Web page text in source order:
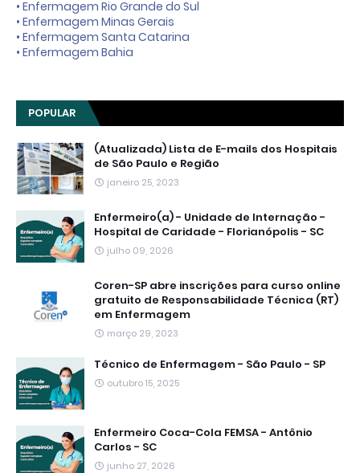
• Enfermagem Rio Grande do Sul
• Enfermagem Minas Gerais
• Enfermagem Santa Catarina
• Enfermagem Bahia
POPULAR
(Atualizada) Lista de E-mails dos Hospitais
de São Paulo e Região
janeiro 25, 2023
Enfermeiro(a) - Unidade de Internação -
Hospital de Caridade - Florianópolis - SC
julho 09, 2026
Coren-SP abre inscrições para curso online
gratuito de Responsabilidade Técnica (RT)
em Enfermagem
março 29, 2023
Técnico de Enfermagem - São Paulo - SP
outubro 15, 2025
Enfermeiro Coca-Cola FEMSA - Antônio
Carlos - SC
junho 27, 2026